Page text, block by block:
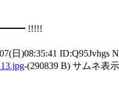
!!!!!
日)08:35:41 ID:Q95Jvhgs
-(290839 B) サムネ表